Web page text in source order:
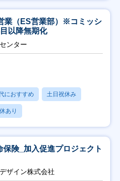
業（ES営業部）※コミッシ
以降無期化
ンター
におすすめ 土日祝休み
あり
保険_加入促進プロジェクト
ザイン株式会社